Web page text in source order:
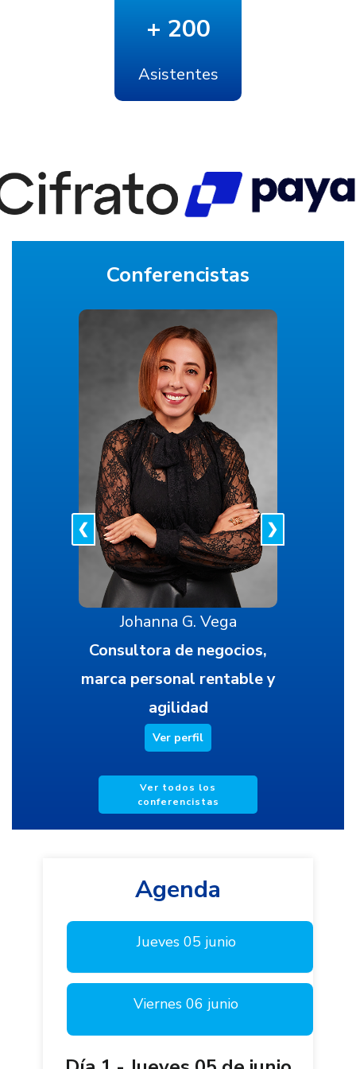
+ 200
Asistentes
Conferencistas
❮
Johanna G. Vega
Consultora de negocios,
marca personal rentable y
agilidad
Ver perfil
❯
Ver todos los
conferencistas
Agenda
Jueves 05 junio
Viernes 06 junio